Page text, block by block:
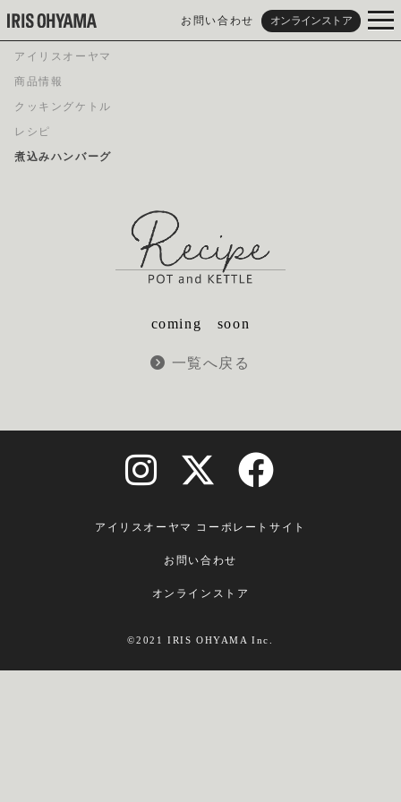
お問い合わせ オンラインストア
アイリスオーヤマ
商品情報
クッキングケトル
レシピ
煮込みハンバーグ
coming soon
一覧へ戻る
アイリスオーヤマ コーポレートサイト
お問い合わせ
オンラインストア
©2021 IRIS OHYAMA Inc.